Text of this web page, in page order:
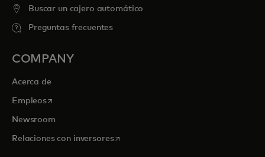
Buscar un cajero automático
Preguntas frecuentes
COMPANY
Acerca de
Empleosse abre en una pestaña nueva
Newsroom
Relaciones con inversoresse abre en una pestaña nueva